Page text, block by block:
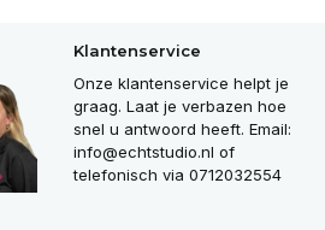
Klantenservice
Onze klantenservice helpt je
graag. Laat je verbazen hoe
snel u antwoord heeft. Email:
info@echtstudio.nl of
telefonisch via 0712032554